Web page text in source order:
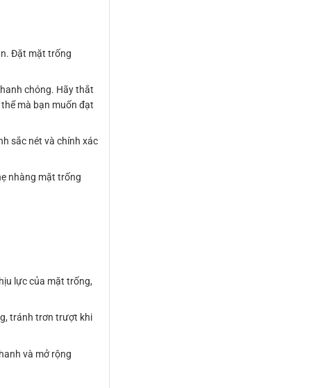
Đặt mặt trống
chóng. Hãy thắt
mà bạn muốn đạt
sắc nét và chính xác
nhàng mặt trống
lực của mặt trống,
tránh trơn trượt khi
và mở rộng